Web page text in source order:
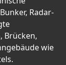
Radar-
Brücken,
wie